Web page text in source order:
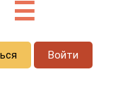
☰
Войти